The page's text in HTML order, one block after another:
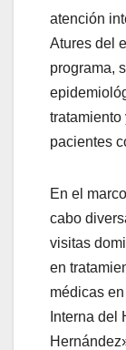
atención
Atures del
programa,
tratamiento
pacientes
En el
cabo
visitas
en
médicas
Interna del